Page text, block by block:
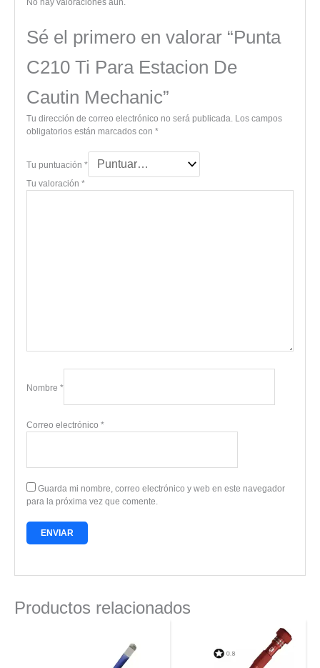
Sé el primero en valorar “Punta
C210 Ti Para Estacion De
Cautin Mechanic”
Tu dirección de correo electrónico no será publicada. Los campos
obligatorios están marcados con *
Tu puntuación *
Tu valoración *
Nombre *
Correo electrónico *
Guarda mi nombre, correo electrónico y web en este navegador
para la próxima vez que comente.
Productos relacionados